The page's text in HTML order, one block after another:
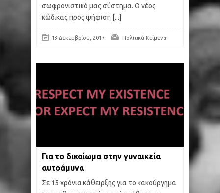
σωφρονιστικό μας σύστημα. Ο νέος
κώδικας προς ψήφιση [...]
13 Δεκεμβρίου, 2017 Πολιτικά Κείμενα
Για το δικαίωμα στην γυναικεία
αυτοάμυνα
Σε 15 χρόνια κάθειρξης για το κακούργημα